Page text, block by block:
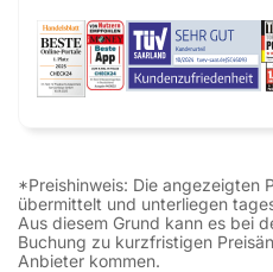
*Preishinweis: Die angezeigten
übermittelt und unterliegen
Aus diesem Grund kann es bei
Buchung zu kurzfristigen
Anbieter kommen.